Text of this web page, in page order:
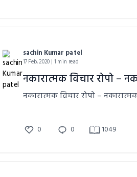
sachin Kumar patel
17 Feb, 2020 | 1 min read
नकारात्मक विचार रोपो –
नकारात्मक विचार रोपो –
0 0 1049